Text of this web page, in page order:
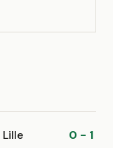
Lille 0 - 1